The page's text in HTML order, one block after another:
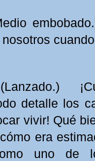
detalle los
vivir! Qué
era
uno de